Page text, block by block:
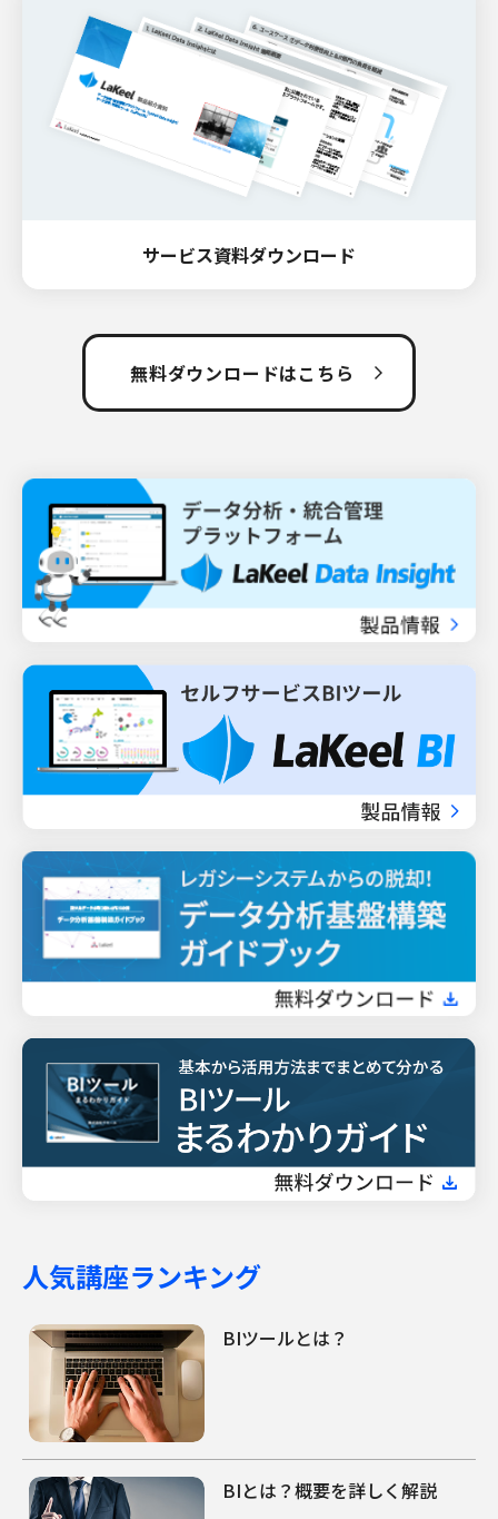
サービス資料ダウンロード
無料ダウンロードはこちら
人気講座ランキング
BIツールとは？
BIとは？概要を詳しく解説